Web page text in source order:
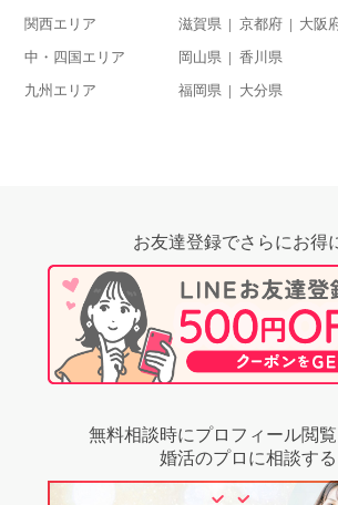
関西エリア 滋賀県 京都府 大阪
中・四国エリア 岡山県 香川県
九州エリア 福岡県 大分県
お友達登録でさらにお得
無料相談時にプロフィール閲覧
婚活のプロに相談する